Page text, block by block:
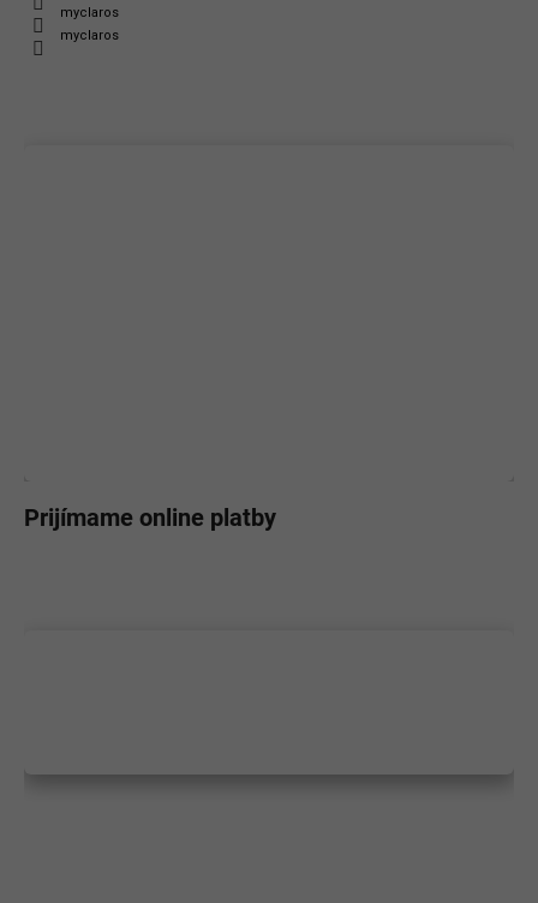
myclaros
myclaros
Prijímame online platby